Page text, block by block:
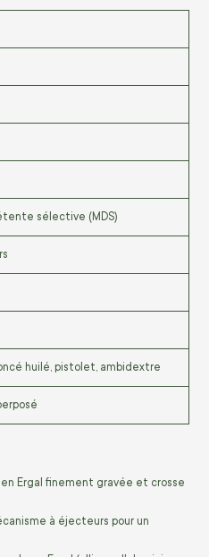
sélective (MDS)
huilé, pistolet, ambidextre
en Ergal finement gravée et crosse
à éjecteurs pour un